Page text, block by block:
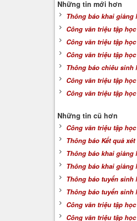
Những tin mới hơn
Thông báo khai
Công văn triệu tập
Công văn triệu tập
Công văn triệu tập
Thông báo chiêu
Công văn triệu tập
Công văn triệu tập
Những tin cũ hơn
Công văn triệu tập
Thông báo Kết quả
Thông báo khai
Thông báo khai
Thông báo tuyển sinh
Thông báo tuyển sinh
Công văn triệu tập
Công văn triệu tập